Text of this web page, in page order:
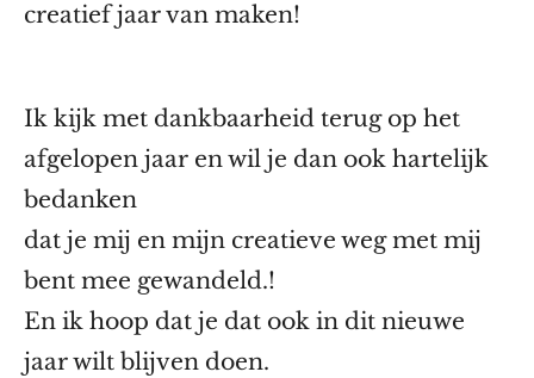
creatief jaar van maken!
Ik kijk met dankbaarheid terug op het
afgelopen jaar en wil je dan ook hartelijk
bedanken
dat je mij en mijn creatieve weg met mij
bent mee gewandeld.!
En ik hoop dat je dat ook in dit nieuwe
jaar wilt blijven doen.